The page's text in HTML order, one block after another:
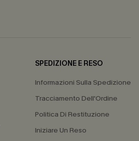
SPEDIZIONE E RESO
Informazioni Sulla Spedizione
Tracciamento Dell'Ordine
Politica Di Restituzione
Iniziare Un Reso